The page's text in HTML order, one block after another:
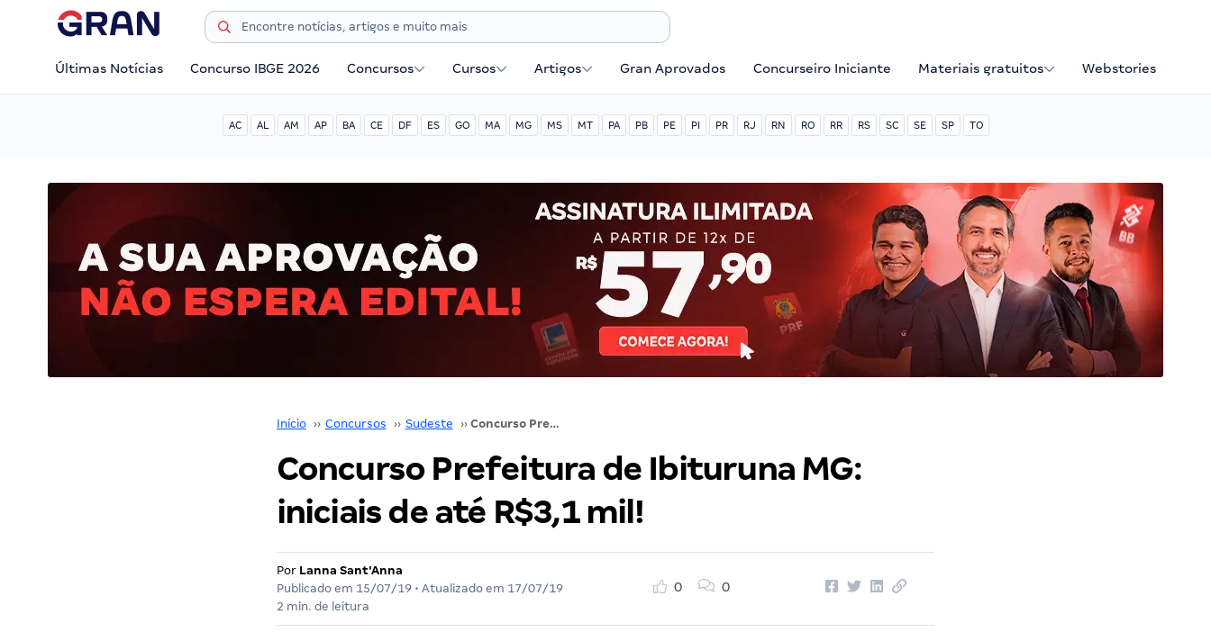
Últimas Notícias Concurso IBGE 2026 Concursos Cursos Artigos Gran Aprovados Concurseiro Iniciante Materiais gratuitos Webstories
AC AL AM AP BA CE DF ES GO MA MG MS MT PA PB PE PI PR RJ RN RO RR RS SC SE SP TO
Início ›› Concursos ›› Sudeste ›› Concurso Prefeitura de Ibituruna MG: iniciais de até R$3,1 mil!
Concurso Prefeitura de Ibituruna MG:
iniciais de até R$3,1 mil!
Por Lanna Sant'Anna
Publicado em 15/07/19• Atualizado em 17/07/19
2 min. de leitura
0 0